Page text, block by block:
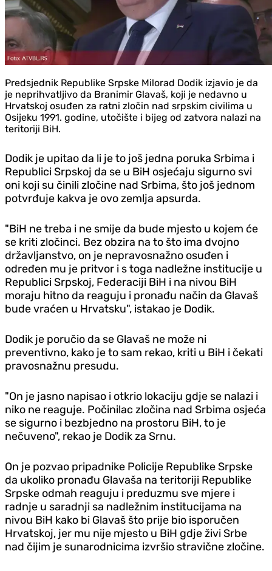
Predsjednik Republike Srpske Milorad Dodik izjavio je da
je neprihvatljivo da Branimir Glavaš, koji je nedavno u
Hrvatskoj osuđen za ratni zločin nad srpskim civilima u
Osijeku 1991. godine, utočište i bijeg od zatvora nalazi na
teritoriji BiH.
Dodik je upitao da li je to još jedna poruka Srbima i
Republici Srpskoj da se u BiH osjećaju sigurno svi
oni koji su činili zločine nad Srbima, što još jednom
potvrđuje kakva je ovo zemlja apsurda.
"BiH ne treba i ne smije da bude mjesto u kojem će
se kriti zločinci. Bez obzira na to što ima dvojno
državljanstvo, on je nepravosnažno osuđen i
određen mu je pritvor i s toga nadležne institucije u
Republici Srpskoj, Federaciji BiH i na nivou BiH
moraju hitno da reaguju i pronađu način da Glavaš
bude vraćen u Hrvatsku", istakao je Dodik.
Dodik je poručio da se Glavaš ne može ni
preventivno, kako je to sam rekao, kriti u BiH i čekati
pravosnažnu presudu.
"On je jasno napisao i otkrio lokaciju gdje se nalazi i
niko ne reaguje. Počinilac zločina nad Srbima osjeća
se sigurno i bezbjedno na prostoru BiH, to je
nečuveno", rekao je Dodik za Srnu.
On je pozvao pripadnike Policije Republike Srpske
da ukoliko pronađu Glavaša na teritoriji Republike
Srpske odmah reaguju i preduzmu sve mjere i
radnje u saradnji sa nadležnim institucijama na
nivou BiH kako bi Glavaš što prije bio isporučen
Hrvatskoj, jer mu nije mjesto u BiH gdje živi Srbe
nad čijim je sunarodnicima izvršio stravične zločine.